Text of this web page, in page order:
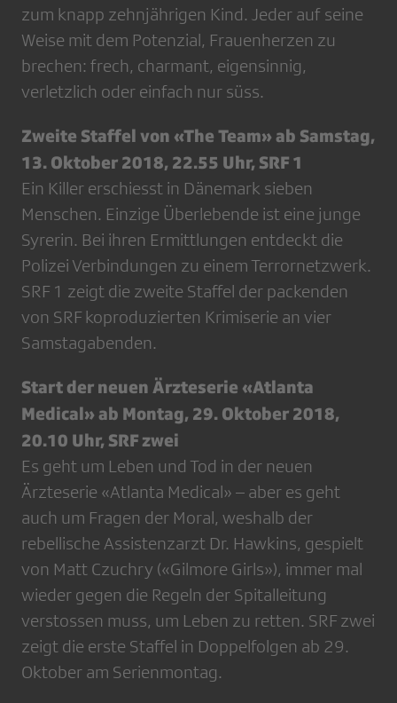
zum knapp zehnjährigen Kind. Jeder auf seine
Weise mit dem Potenzial, Frauenherzen zu
brechen: frech, charmant, eigensinnig,
verletzlich oder einfach nur süss.
Zweite Staffel von «The Team» ab Samstag,
13. Oktober 2018, 22.55 Uhr, SRF 1
Ein Killer erschiesst in Dänemark sieben
Menschen. Einzige Überlebende ist eine junge
Syrerin. Bei ihren Ermittlungen entdeckt die
Polizei Verbindungen zu einem Terrornetzwerk.
SRF 1 zeigt die zweite Staffel der packenden
von SRF koproduzierten Krimiserie an vier
Samstagabenden.
Start der neuen Ärzteserie «Atlanta
Medical» ab Montag, 29. Oktober 2018,
20.10 Uhr, SRF zwei
Es geht um Leben und Tod in der neuen
Ärzteserie «Atlanta Medical» – aber es geht
auch um Fragen der Moral, weshalb der
rebellische Assistenzarzt Dr. Hawkins, gespielt
von Matt Czuchry («Gilmore Girls»), immer mal
wieder gegen die Regeln der Spitalleitung
verstossen muss, um Leben zu retten. SRF zwei
zeigt die erste Staffel in Doppelfolgen ab 29.
Oktober am Serienmontag.